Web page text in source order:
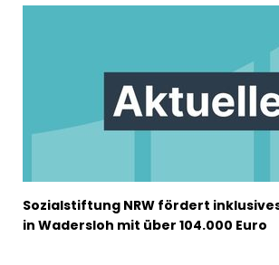
Sozialstiftung NRW fördert
in Wadersloh mit über 104.000 Euro